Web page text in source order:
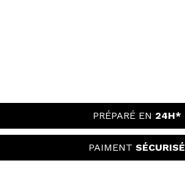
PRÉPARÉ EN 24H*
PAIMENT SÉCURISÉ